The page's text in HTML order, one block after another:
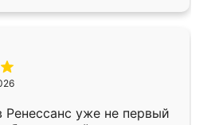
уже не первый